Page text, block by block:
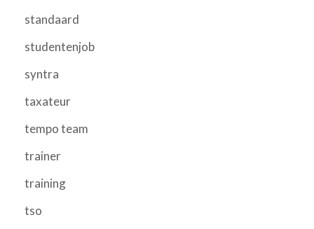
standaard
studentenjob
syntra
taxateur
tempo team
trainer
training
tso